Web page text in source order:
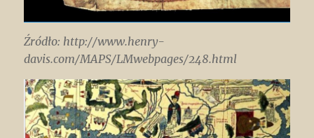
Źródło: http://www.henry-
davis.com/MAPS/LMwebpages/248.html